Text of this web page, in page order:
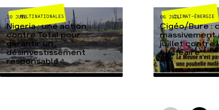
MULTINATIONALES
10 JUIL
Nigeria : une action
contre Total pour
garantir un
désinvestissement
responsable
CLIMAT-ÉNERGIE
06 JUIL
Cigéo/Bure :
massivement
juillet contre
nucléaire